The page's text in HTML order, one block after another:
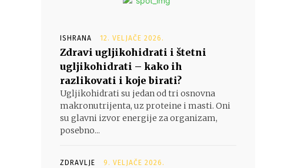
ISHRANA 12. VELJAČE 2026.
Zdravi ugljikohidrati i štetni
ugljikohidrati – kako ih
razlikovati i koje birati?
Ugljikohidrati su jedan od tri osnovna
makronutrijenta, uz proteine i masti. Oni
su glavni izvor energije za organizam,
posebno...
ZDRAVLJE 9. VELJAČE 2026.